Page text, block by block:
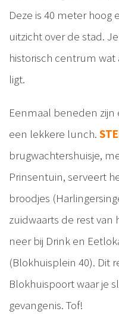
Deze is 40 meter hoog
uitzicht over de stad.
historisch centrum
ligt.
Eenmaal beneden zijn
een lekkere lunch.
brugwachtershuisje,
Prinsentuin, serveert
broodjes
zuidwaarts de rest
neer bij Drink en
(Blokhuisplein 40). Dit
Blokhuispoort waar je
gevangenis. Tof!